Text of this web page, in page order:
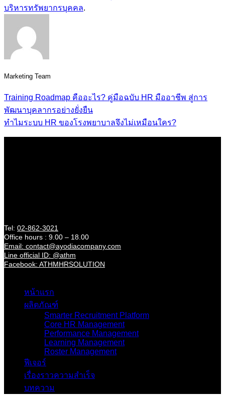
บริหารทรัพยากรบุคคล.
Marketing Team
Training Roadmap คืออะไร? คู่มือฉบับ HR มืออาชีพ สู่การ
พัฒนาบุคลากรอย่างยั่งยืน
ทำไมระบบ HR ของโรงพยาบาลจึงไม่เหมือนใคร?
Tel: 02-862-3021
Office hours : 9.00 – 18.00
Email: contact@ayodiacompany.com
Line official ID: @athm
Facebook: ATHMHRSOLUTION
หน้าแรก
ผลิตภัณฑ์
Smarter Recruitment Platform
Core HR Management
Performance Management
Learning Management
Roster Management
ฟีเจอร์
เรื่องราวความสำเร็จ
บทความ